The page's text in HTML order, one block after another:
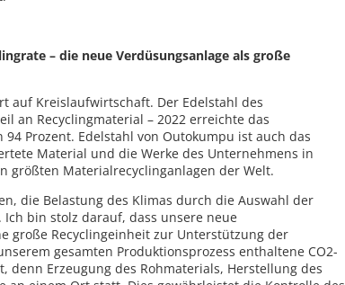
– die neue Verdüsungsanlage als große
auf Kreislaufwirtschaft. Der Edelstahl des
an Recyclingmaterial – 2022 erreichte das
94 Prozent. Edelstahl von Outokumpu ist auch das
Material und die Werke des Unternehmens in
größten Materialrecyclinganlagen der Welt.
die Belastung des Klimas durch die Auswahl der
bin stolz darauf, dass unsere neue
große Recyclingeinheit zur Unterstützung der
gesamten Produktionsprozess enthaltene CO2-
denn Erzeugung des Rohmaterials, Herstellung des